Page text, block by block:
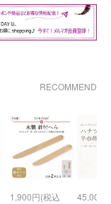
RECOMMEND
1,900円(税込
45,000